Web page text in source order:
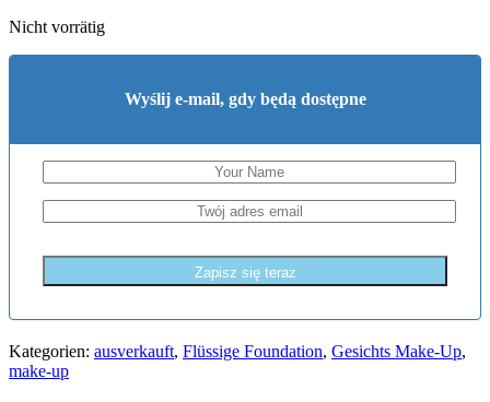
Nicht vorrätig
Wyślij e-mail, gdy będą dostępne
Zapisz się teraz
Kategorien: ausverkauft, Flüssige Foundation, Gesichts Make-Up,
make-up